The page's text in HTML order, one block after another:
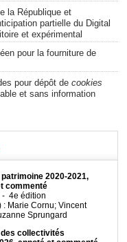
la République et
partielle du Digital
et expérimental
pour la fourniture de
pour dépôt de cookies
et sans information
patrimoine 2020-2021,
commenté
4e édition
: Marie Cornu; Vincent
Sprungard
collectivités